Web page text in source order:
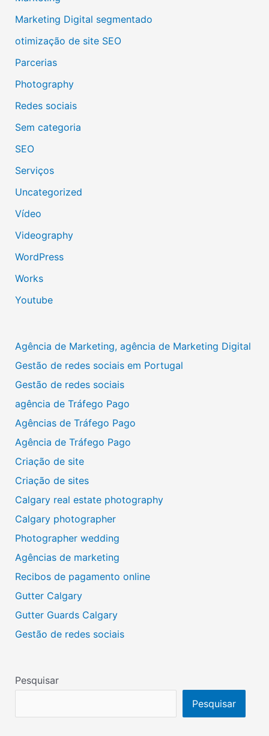
Marketing Digital segmentado
otimização de site SEO
Parcerias
Photography
Redes sociais
Sem categoria
SEO
Serviços
Uncategorized
Vídeo
Videography
WordPress
Works
Youtube
Agência de Marketing, agência de Marketing Digital
Gestão de redes sociais em Portugal
Gestão de redes sociais
agência de Tráfego Pago
Agências de Tráfego Pago
Agência de Tráfego Pago
Criação de site
Criação de sites
Calgary real estate photography
Calgary photographer
Photographer wedding
Agências de marketing
Recibos de pagamento online
Gutter Calgary
Gutter Guards Calgary
Gestão de redes sociais
Pesquisar
Pesquisar